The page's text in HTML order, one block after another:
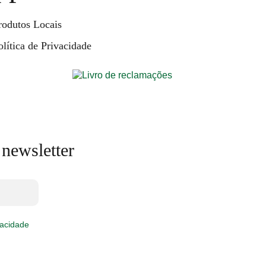
Locais
de Privacidade